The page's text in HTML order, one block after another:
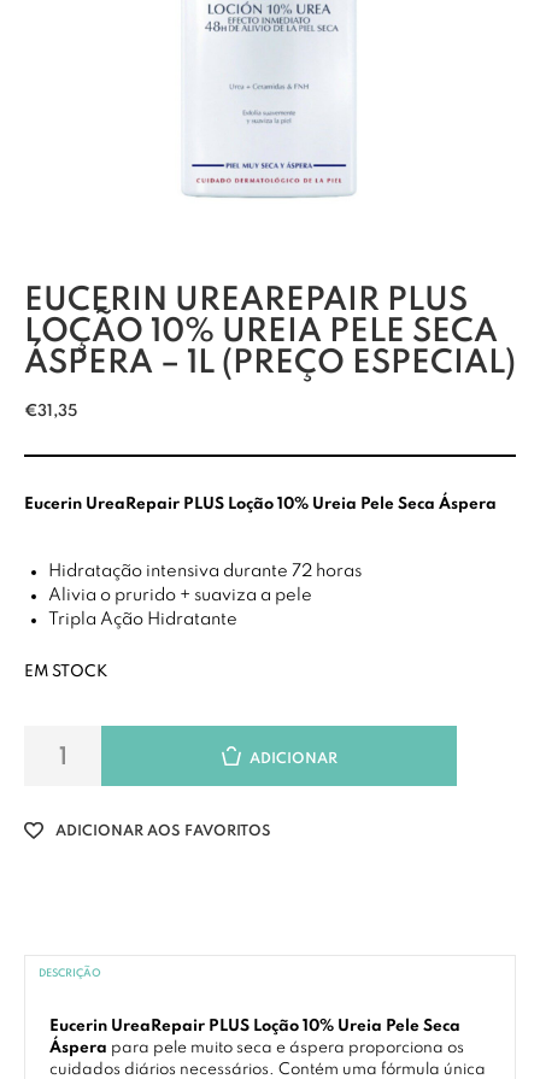
EUCERIN UREAREPAIR PLUS
LOÇÃO 10% UREIA PELE SECA
ÁSPERA – 1L (PREÇO ESPECIAL)
€31,35
Eucerin UreaRepair PLUS Loção 10% Ureia Pele Seca Áspera
Hidratação intensiva durante 72 horas
Alivia o prurido + suaviza a pele
Tripla Ação Hidratante
EM STOCK
ADICIONAR
ADICIONAR AOS FAVORITOS
DESCRIÇÃO
Eucerin UreaRepair PLUS Loção 10% Ureia Pele Seca
Áspera para pele muito seca e áspera proporciona os
cuidados diários necessários. Contém uma fórmula única